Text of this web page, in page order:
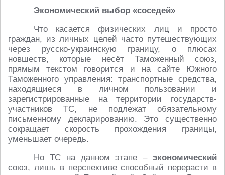
Экономический выбор «соседей»
Что касается физических лиц и просто
граждан, из личных целей часто путешествующих
через русско-украинскую границу, о плюсах
новшеств, которые несёт Таможенный союз,
прямым текстом говорится и на сайте Южного
Таможенного управления: транспортные средства,
находящиеся в личном пользовании и
зарегистрированные на территории государств-
участников ТС, не подлежат обязательному
письменному декларированию. Это существенно
сокращает скорость прохождения границы,
уменьшает очередь.
Но ТС на данном этапе – экономический
союз, лишь в перспективе способный перерасти в